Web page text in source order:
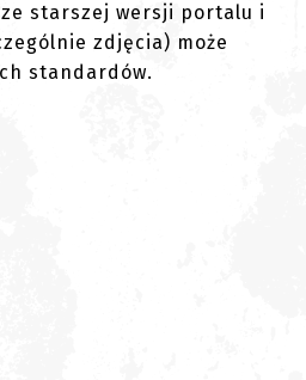
starszej wersji portalu i
zdjęcia) może
standardów.